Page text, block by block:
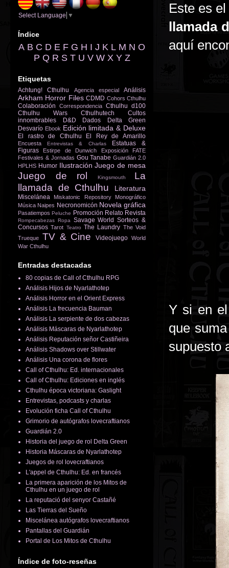
Este es
llamada
aquí
Y si en
que
supuesto
Select Language ▼
Índice
A B C D E F G H I J K L M N O
P Q R S T U V W X Y Z
Etiquetas
Achtung! Cthulhu Agencia especial Análisis
Arkham Horror Files CDMD Cohors Cthulhu
Colaboración Correspondencia Cthulhu d100
Cthulhu Wars
Cthulhutech
Cultos
innombrables
D&D Dados
Delta Green
Desvarío Ebook Edición limitada & Deluxe
El rastro de Cthulhu El Rey de Amarillo
Encuesta Entrevistas & Charlas
Estatuas &
Figuras
Estirpe de Dunwich Exposición
FATE
Festivales & Jornadas Gou Tanabe Guardián 2.0
HPLHS Humor Ilustración Juego de mesa
Juego de rol Kingsmouth
La
llamada de Cthulhu
Literatura
Miscelánea Miskatonic Repository
Monográfico
Música Naipes Necronomicón Novela gráfica
Pasatiempos Peluche Promoción Relato Revista
Rompecabezas Ropa Savage World Sorteos &
Concursos Tarot Teatro The Laundry The Void
Trueque TV & Cine Videojuego World
War Cthulhu
Entradas destacadas
80 copias de Call of Cthulhu RPG
Análisis Hijos de Nyarlathotep
Análisis Horror en el Orient Express
Análisis La frecuencia Bauman
Análisis La serpiente de dos cabezas
Análisis Máscaras de Nyarlathotep
Análisis Reputación señor Castiñeira
Análisis Shadows over Stillwater
Análisis Una corona de flores
Call of Cthulhu: Ed. internacionales
Call of Cthulhu: Ediciones en inglés
Cthulhu época victoriana: Gaslight
Entrevistas, podcasts y charlas
Evolución ficha Call of Cthulhu
Grimorio de autógrafos lovecraftianos
Guardián 2.0
Historia del juego de rol Delta Green
Historia Máscaras de Nyarlathotep
Juegos de rol lovecraftianos
L'appel de Cthulhu: Ed. en francés
La primera aparición de los Mitos de
Cthulhu en un juego de rol
La reputació del senyor Castañé
Las Tierras del Sueño
Miscelánea autógrafos lovecraftianos
Pantallas del Guardián
Portal de Los Mitos de Cthulhu
Índice de foto-reseñas